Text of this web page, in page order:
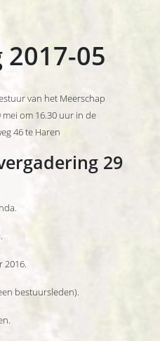
05
van het Meerschap
om 16.30 uur in de
46 te Haren
29
2016.
bestuursleden).